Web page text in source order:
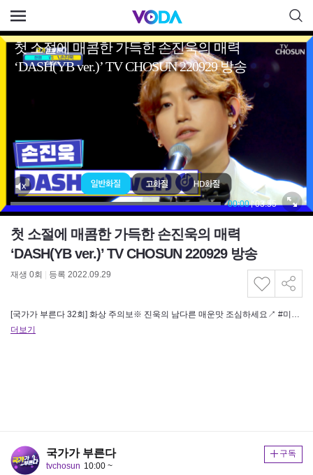
첫 소절에 매콤한 가득한 손진욱의 매력
‘DASH(YB ver.)’ TV CHOSUN 220929 방송
재생 0회 등록 2022.09.29
[국가가 부른다 32회] 화상 주의보※ 진욱의 남다른 매운맛 조심하세요↗ #미스터트롯2 참가자 모집 중!! 오디션 사상 최고…
더보기
국가가 부른다
tvchosun 10:00 ~
구독